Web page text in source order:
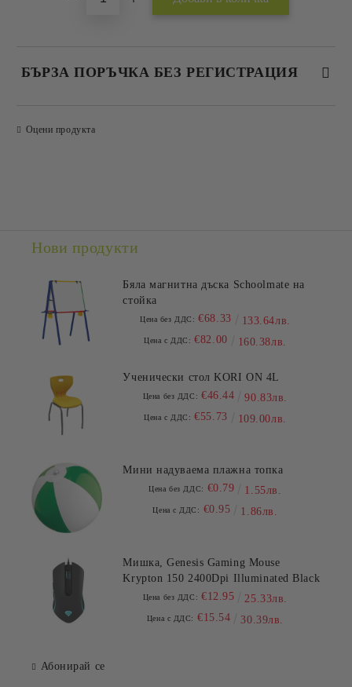
БЪРЗА ПОРЪЧКА БЕЗ РЕГИСТРАЦИЯ
Оцени продукта
Нови продукти
Бяла магнитна дъска Schoolmate на
стойка
Цена без ДДС: €68.33 133.64лв.
Цена с ДДС: €82.00 160.38лв.
Ученически стол KORI ON 4L
Цена без ДДС: €46.44 90.83лв.
Цена с ДДС: €55.73 109.00лв.
Мини надуваема плажна топка
Цена без ДДС: €0.79 1.55лв.
Цена с ДДС: €0.95 1.86лв.
Мишка, Genesis Gaming Mouse
Krypton 150 2400Dpi Illuminated Black
Цена без ДДС: €12.95 25.33лв.
Цена с ДДС: €15.54 30.39лв.
Абонирай се